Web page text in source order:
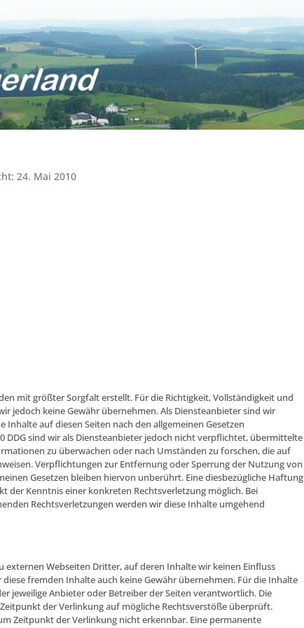
24. Mai 2010
mit größter Sorgfalt erstellt. Für die Richtigkeit, Vollständigkeit und
jedoch keine Gewähr übernehmen. Als Diensteanbieter sind wir
Inhalte auf diesen Seiten nach den allgemeinen Gesetzen
DDG sind wir als Diensteanbieter jedoch nicht verpflichtet, übermittelte
zu überwachen oder nach Umständen zu forschen, die auf
Verpflichtungen zur Entfernung oder Sperrung der Nutzung von
Gesetzen bleiben hiervon unberührt. Eine diesbezügliche Haftung
der Kenntnis einer konkreten Rechtsverletzung möglich. Bei
Rechtsverletzungen werden wir diese Inhalte umgehend
externen Webseiten Dritter, auf deren Inhalte wir keinen Einfluss
fremden Inhalte auch keine Gewähr übernehmen. Für die Inhalte
jeweilige Anbieter oder Betreiber der Seiten verantwortlich. Die
der Verlinkung auf mögliche Rechtsverstöße überprüft.
Zeitpunkt der Verlinkung nicht erkennbar. Eine permanente